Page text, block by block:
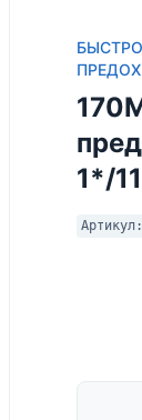
1*/
Артикул: